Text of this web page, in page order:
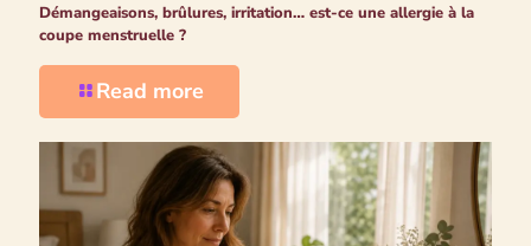
Démangeaisons, brûlures, irritation… est-ce une allergie à la
coupe menstruelle ?
Read more